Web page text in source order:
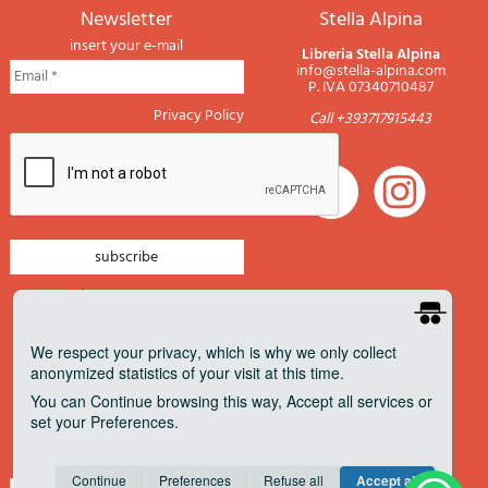
newsletter
insert your e-mail
Privacy Policy
newsletter travels
newsletter military
Stella Alpina
Libreria Stella Alpina
info@stella-alpina.com
P. IVA 07340710487
Call +393717915443
We respect your privacy, which is why we only collect
anonymized statistics of your visit at this time.
You can Continue browsing this way, Accept all services or
set your Preferences.
Consent cookie learn more
Continue Preferences Refuse all Accept all